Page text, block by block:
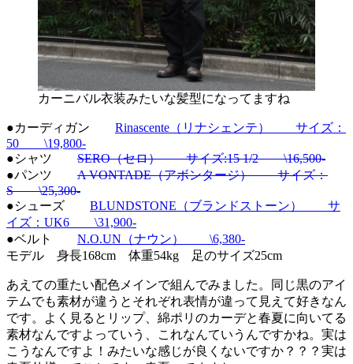
カーニバル衣装みたいな髪型になってますね
●カーディガン Rinascente（リナシェンテ） サイズ：
50 \19,800-
●シャツ SERO（セロ） サイズ:15 1/2 \16,500-
●パンツ A VONTADE（アボンタージ） サイズ：
S \25,300-
●シューズ BLUNDSTONE（ブランドストーン） サ
イズ：UK6 \31,900-
●ベルト N.O.UN（ナウン） \6,380-
モデル 身長168cm 体重54kg 足のサイズ25cm
あえての重たい配色メインで組んでみました。同じ黒のアイ
テムでも素材が違うとそれぞれ表情が違って見えて好きなん
です。よく見るとリップ、綿ポリのカーデと春夏に向いてる
素材なんですよっていう、これなんていうんですかね。実は
こうなんですよ！みたいな感じが良くないですか？？？実は